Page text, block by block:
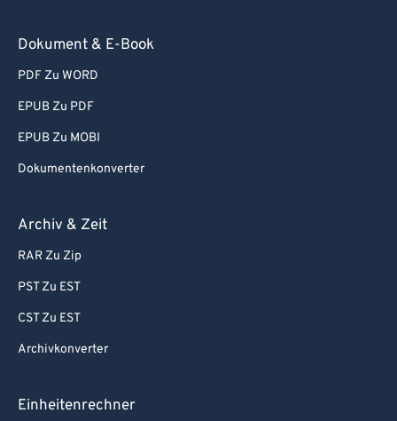
Dokument & E-Book
PDF Zu WORD
EPUB Zu PDF
EPUB Zu MOBI
Dokumentenkonverter
Archiv & Zeit
RAR Zu Zip
PST Zu EST
CST Zu EST
Archivkonverter
Einheitenrechner